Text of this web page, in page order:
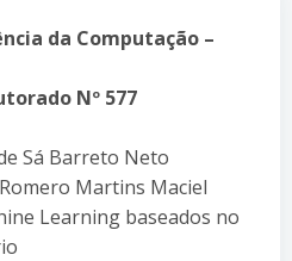
da Computação –
Nº 577
Sá Barreto Neto
Martins Maciel
Learning baseados no